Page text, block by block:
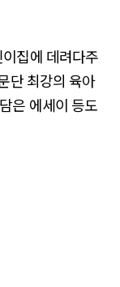
집에 데려다주
단 최강의 육아
은 에세이 등도